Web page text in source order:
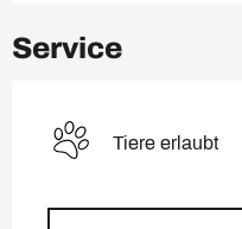
Service
Tiere erlaubt